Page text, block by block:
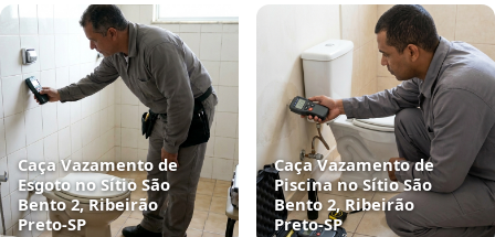
Caça Vazamento de
Esgoto no Sítio São
Bento 2, Ribeirão
Preto‑SP
Caça Vazamento de
Piscina no Sítio São
Bento 2, Ribeirão
Preto‑SP